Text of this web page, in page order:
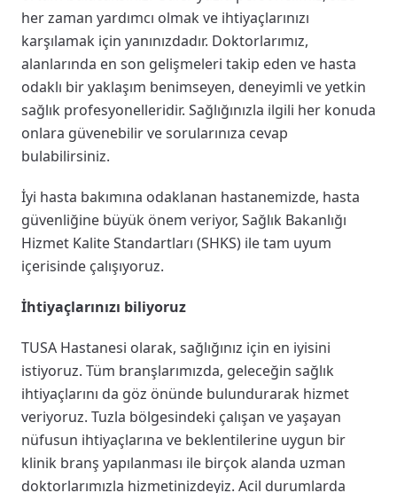
her zaman yardımcı olmak ve ihtiyaçlarınızı
karşılamak için yanınızdadır. Doktorlarımız,
alanlarında en son gelişmeleri takip eden ve hasta
odaklı bir yaklaşım benimseyen, deneyimli ve yetkin
sağlık profesyonelleridir. Sağlığınızla ilgili her konuda
onlara güvenebilir ve sorularınıza cevap
bulabilirsiniz.
İyi hasta bakımına odaklanan hastanemizde, hasta
güvenliğine büyük önem veriyor, Sağlık Bakanlığı
Hizmet Kalite Standartları (SHKS) ile tam uyum
içerisinde çalışıyoruz.
İhtiyaçlarınızı biliyoruz
TUSA Hastanesi olarak, sağlığınız için en iyisini
istiyoruz. Tüm branşlarımızda, geleceğin sağlık
ihtiyaçlarını da göz önünde bulundurarak hizmet
veriyoruz. Tuzla bölgesindeki çalışan ve yaşayan
nüfusun ihtiyaçlarına ve beklentilerine uygun bir
klinik branş yapılanması ile birçok alanda uzman
doktorlarımızla hizmetinizdeyiz. Acil durumlarda